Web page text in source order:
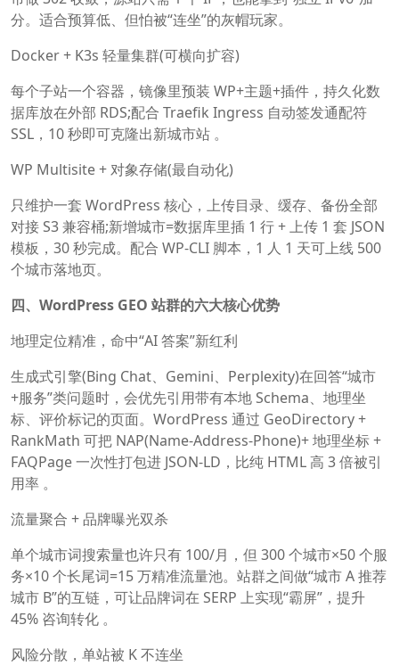
分。适合预算低、但怕被“连坐”的灰帽玩家。
Docker + K3s 轻量集群(可横向扩容)
每个子站一个容器，镜像里预装 WP+主题+插件，持久化数
据库放在外部 RDS;配合 Traefik Ingress 自动签发通配符
SSL，10 秒即可克隆出新城市站 。
WP Multisite + 对象存储(最自动化)
只维护一套 WordPress 核心，上传目录、缓存、备份全部
对接 S3 兼容桶;新增城市=数据库里插 1 行 + 上传 1 套 JSON
模板，30 秒完成。配合 WP-CLI 脚本，1 人 1 天可上线 500
个城市落地页。
四、WordPress GEO 站群的六大核心优势
地理定位精准，命中“AI 答案”新红利
生成式引擎(Bing Chat、Gemini、Perplexity)在回答“城市
+服务”类问题时，会优先引用带有本地 Schema、地理坐
标、评价标记的页面。WordPress 通过 GeoDirectory +
RankMath 可把 NAP(Name-Address-Phone)+ 地理坐标 +
FAQPage 一次性打包进 JSON-LD，比纯 HTML 高 3 倍被引
用率 。
流量聚合 + 品牌曝光双杀
单个城市词搜索量也许只有 100/月，但 300 个城市×50 个服
务×10 个长尾词=15 万精准流量池。站群之间做“城市 A 推荐
城市 B”的互链，可让品牌词在 SERP 上实现“霸屏”，提升
45% 咨询转化 。
风险分散，单站被 K 不连坐